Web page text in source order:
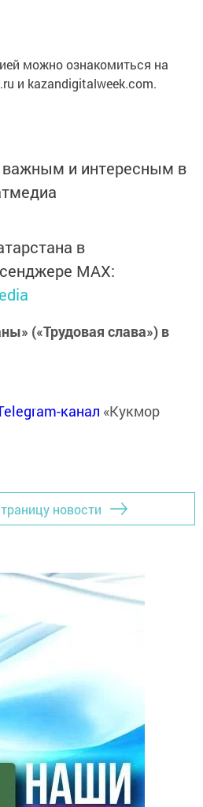
можно ознакомиться на
и kazandigitalweek.com.
и интересным в
в
MАХ:
(«Трудовая слава») в
канал «Кукмор
новости